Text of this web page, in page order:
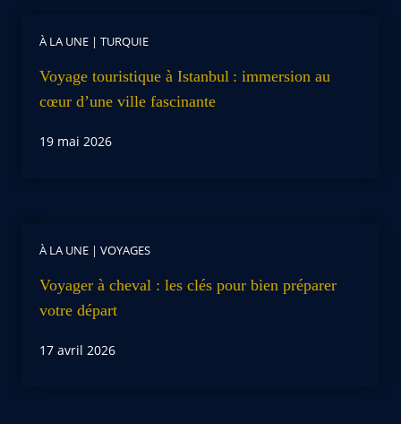
À LA UNE | TURQUIE
Voyage touristique à Istanbul : immersion au
cœur d’une ville fascinante
19 mai 2026
À LA UNE | VOYAGES
Voyager à cheval : les clés pour bien préparer
votre départ
17 avril 2026